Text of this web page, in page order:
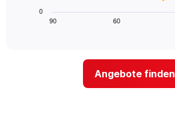
Diagramm
90 60
0
Angebote finden